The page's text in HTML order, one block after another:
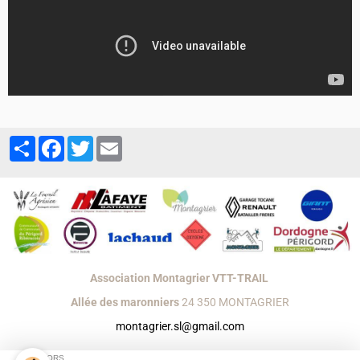
PartagerFacebook
Twitter
Association Montagrier VTT-TRAIL
Allée des maronniers24 350 MONTAGRIER
montagrier.sl@gmail.com
SPONSORS